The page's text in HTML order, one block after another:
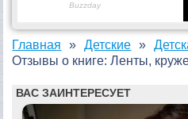
Главная Детские
Отзывы о книге: Ленты,